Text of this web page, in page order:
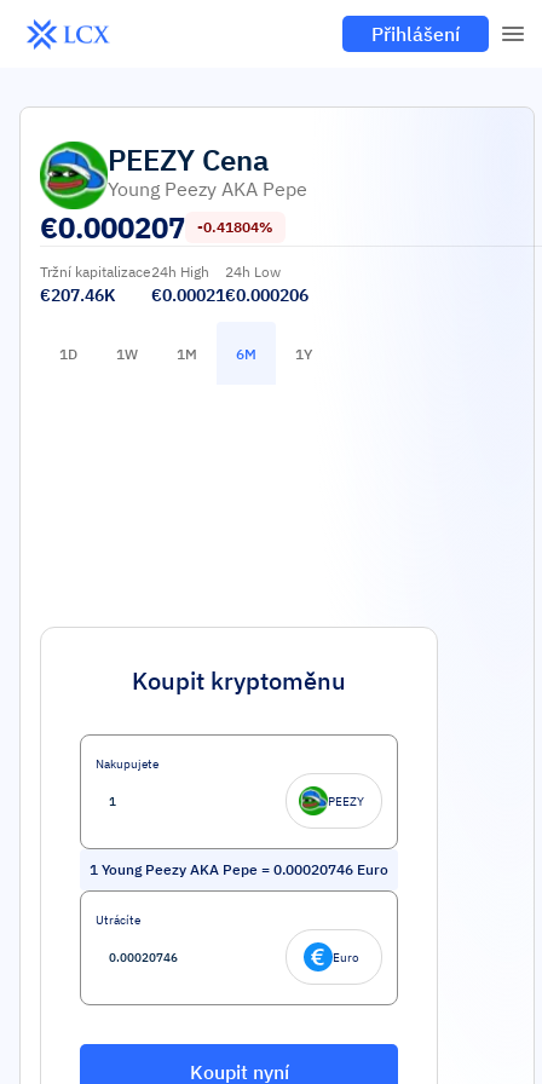
Přihlášení
PEEZY Cena
Young Peezy AKA Pepe
€0.000207 -0.41804%
Tržní kapitalizace
€207.46K
24h High
€0.00021
24h Low
€0.000206
1D 1W 1M 6M 1Y
Koupit kryptoměnu
Nakupujete
PEEZY
1 Young Peezy AKA Pepe = 0.00020746 Euro
Utrácíte
Euro
Koupit nyní